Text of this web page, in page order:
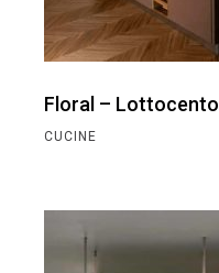
Floral – Lottocento
CUCINE